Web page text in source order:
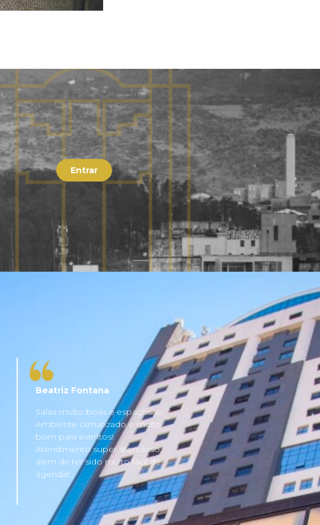
Entrar
Salas muito boas e espaçosas.
Ambiente climatizado e muito
bom para eventos!
Atendimento super atencioso
além de ter sido muito fácil de
agendar.
Beatriz Fontana